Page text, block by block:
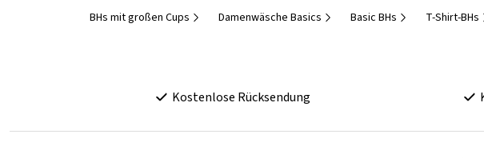
BHs mit großen Cups Damenwäsche Basics Basic BHs T-Shirt-BHs
Kostenlose Rücksendung